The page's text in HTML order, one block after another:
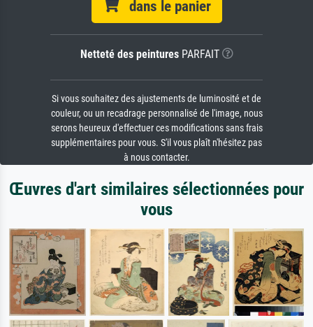
dans le panier
Netteté des peinturesPARFAIT
Si vous souhaitez des ajustements de luminosité et de
couleur, ou un recadrage personnalisé de l'image, nous
serons heureux d'effectuer ces modifications sans frais
supplémentaires pour vous. S'il vous plaît n'hésitez pas
à nous contacter.
Œuvres d'art similaires sélectionnées pour
vous